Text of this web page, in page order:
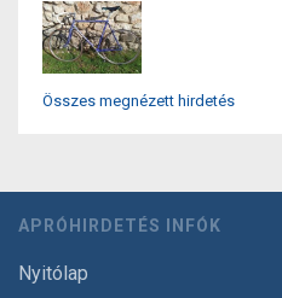
Összes megnézett hirdetés
APRÓHIRDETÉS INFÓK
Nyitólap